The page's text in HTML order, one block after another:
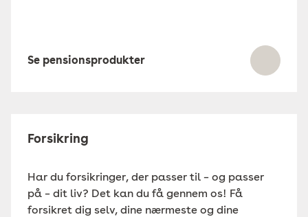
Se pensionsprodukter
Forsikring
Har du forsikringer, der passer til – og passer
på – dit liv? Det kan du få gennem os! Få
forsikret dig selv, dine nærmeste og dine